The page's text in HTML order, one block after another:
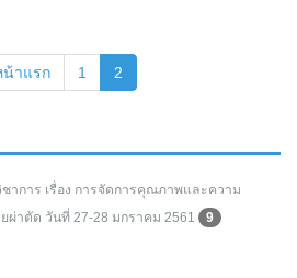
น้าแรก 1 2
าการ เรื่อง การจัดการคุณภาพและความ
าตัด วันที่ 27-28 มกราคม 2561
9